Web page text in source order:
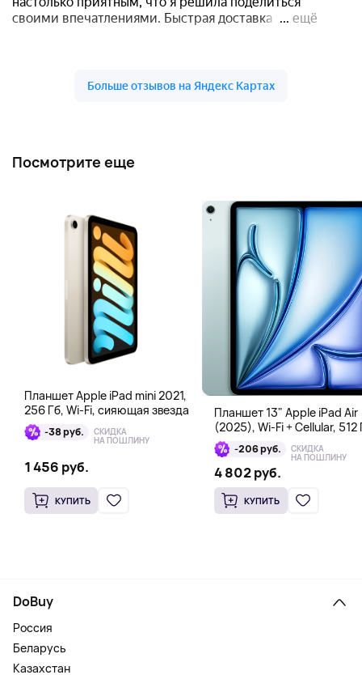
Посмотрите еще
Планшет Apple iPad mini 2021,
256 Гб, Wi-Fi, сияющая звезда
-38 руб. СКИДКА
НА ПОШЛИНУ
1 456 руб.
КУПИТЬ
Планшет 13" Apple iPad Air
(2025), Wi-Fi + Cellular, 512
голубой-206 руб. СКИДКА
НА ПОШЛИНУ
4 802 руб.
КУПИТЬ
DoBuy
Россия
Беларусь
Казахстан